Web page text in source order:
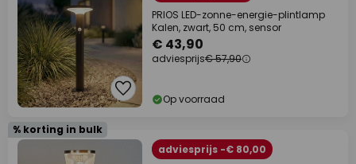
PRIOS LED-zonne-energie-plintlamp
Kalen, zwart, 50 cm, sensor
€ 43,90
adviesprijs€ 57,90
Op voorraad
% korting in bulk
adviesprijs -€ 80,00